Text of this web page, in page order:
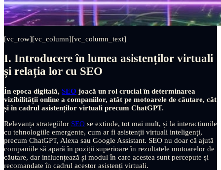
[vc_row][vc_column][vc_column_text]
I. Introducere în lumea asistenților virtuali
și relația lor cu SEO
În epoca digitală, SEO joacă un rol crucial în determinarea
vizibilității online a companiilor, atât pe motoarele de căutare, cât
și în cadrul asistenților virtuali precum ChatGPT.
Relevanța strategiilor SEO se extinde, tot mai mult, și la interacțiunile
cu tehnologiile emergente, cum ar fi asistenții virtuali inteligenți,
precum ChatGPT, Alexa sau Google Assistant. SEO nu doar că ajută
companiile să apară în poziții superioare în rezultatele motoarelor de
căutare, dar influențează și modul în care acestea sunt percepute și
recomandate în cadrul acestor asistenți virtuali.